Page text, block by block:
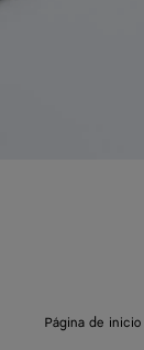
Página de inicio